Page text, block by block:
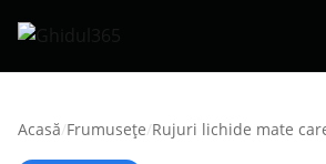
Acasă/Frumusețe/